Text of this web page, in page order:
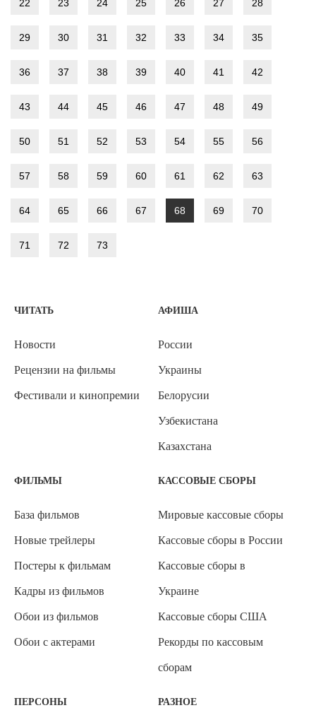
22 23 24 25 26 27 28
29 30 31 32 33 34 35
36 37 38 39 40 41 42
43 44 45 46 47 48 49
50 51 52 53 54 55 56
57 58 59 60 61 62 63
64 65 66 67 68 69 70
71 72 73
ЧИТАТЬ
Новости
Рецензии на фильмы
Фестивали и кинопремии
АФИША
России
Украины
Белорусии
Узбекистана
Казахстана
ФИЛЬМЫ
База фильмов
Новые трейлеры
Постеры к фильмам
Кадры из фильмов
Обои из фильмов
Обои с актерами
КАССОВЫЕ СБОРЫ
Мировые кассовые сборы
Кассовые сборы в России
Кассовые сборы в
Украине
Кассовые сборы США
Рекорды по кассовым
сборам
ПЕРСОНЫ РАЗНОЕ